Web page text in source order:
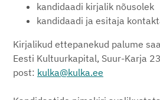
kandidaadi kirjalik nõusolek
kandidaadi ja esitaja
Kirjalikud ettepanekud palume
Eesti Kultuurkapital, Suur-Karja
post: kulka@kulka.ee